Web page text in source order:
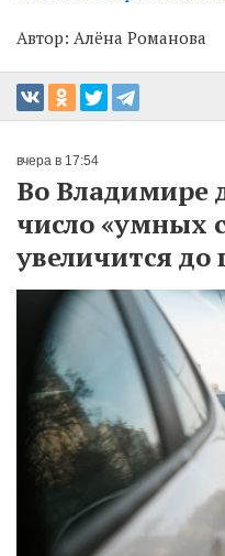
Автор: Алёна Романова
вчера в 17:54
Во Владимире
число «умных
увеличится до